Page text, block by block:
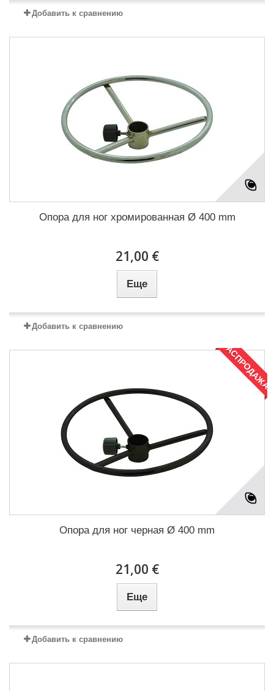
Добавить к сравнению
Опора для ног хромированная Ø 400 mm
21,00 €
Еще
Добавить к сравнению
РАСПРОДАЖА!
Опора для ног черная Ø 400 mm
21,00 €
Еще
Добавить к сравнению